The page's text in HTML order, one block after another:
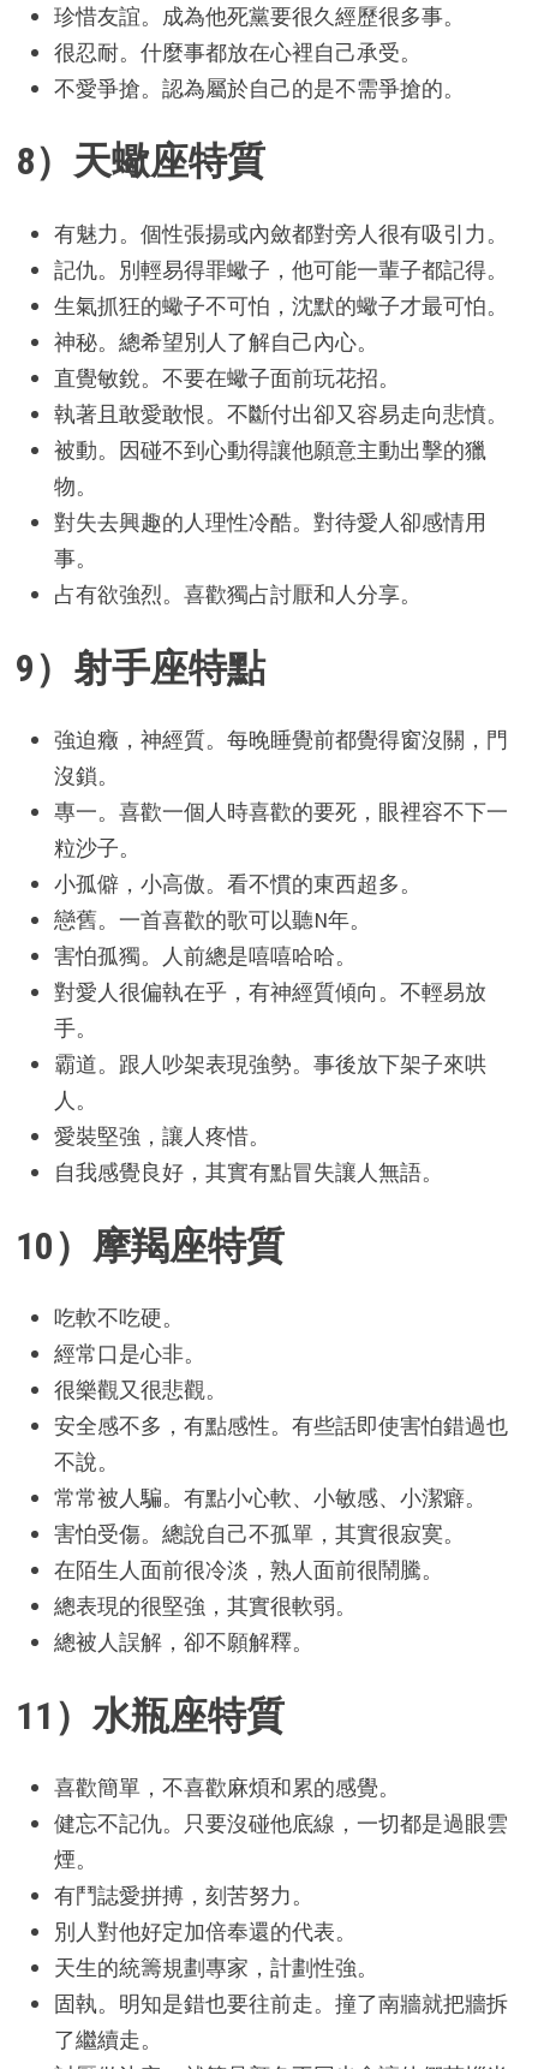
珍惜友誼。成為他死黨要很久經歷很多事。
很忍耐。什麼事都放在心裡自己承受。
不愛爭搶。認為屬於自己的是不需爭搶的。
8）天蠍座特質
有魅力。個性張揚或內斂都對旁人很有吸引力。
記仇。別輕易得罪蠍子，他可能一輩子都記得。
生氣抓狂的蠍子不可怕，沈默的蠍子才最可怕。
神秘。總希望別人了解自己內心。
直覺敏銳。不要在蠍子面前玩花招。
執著且敢愛敢恨。不斷付出卻又容易走向悲憤。
被動。因碰不到心動得讓他願意主動出擊的獵
物。
對失去興趣的人理性冷酷。對待愛人卻感情用
事。
占有欲強烈。喜歡獨占討厭和人分享。
9）射手座特點
強迫癥，神經質。每晚睡覺前都覺得窗沒關，門
沒鎖。
專一。喜歡一個人時喜歡的要死，眼裡容不下一
粒沙子。
小孤僻，小高傲。看不慣的東西超多。
戀舊。一首喜歡的歌可以聽N年。
害怕孤獨。人前總是嘻嘻哈哈。
對愛人很偏執在乎，有神經質傾向。不輕易放
手。
霸道。跟人吵架表現強勢。事後放下架子來哄
人。
愛裝堅強，讓人疼惜。
自我感覺良好，其實有點冒失讓人無語。
10）摩羯座特質
吃軟不吃硬。
經常口是心非。
很樂觀又很悲觀。
安全感不多，有點感性。有些話即使害怕錯過也
不說。
常常被人騙。有點小心軟、小敏感、小潔癖。
害怕受傷。總說自己不孤單，其實很寂寞。
在陌生人面前很冷淡，熟人面前很鬧騰。
總表現的很堅強，其實很軟弱。
總被人誤解，卻不願解釋。
11）水瓶座特質
喜歡簡單，不喜歡麻煩和累的感覺。
健忘不記仇。只要沒碰他底線，一切都是過眼雲
煙。
有鬥誌愛拼搏，刻苦努力。
別人對他好定加倍奉還的代表。
天生的統籌規劃專家，計劃性強。
固執。明知是錯也要往前走。撞了南牆就把牆拆
了繼續走。